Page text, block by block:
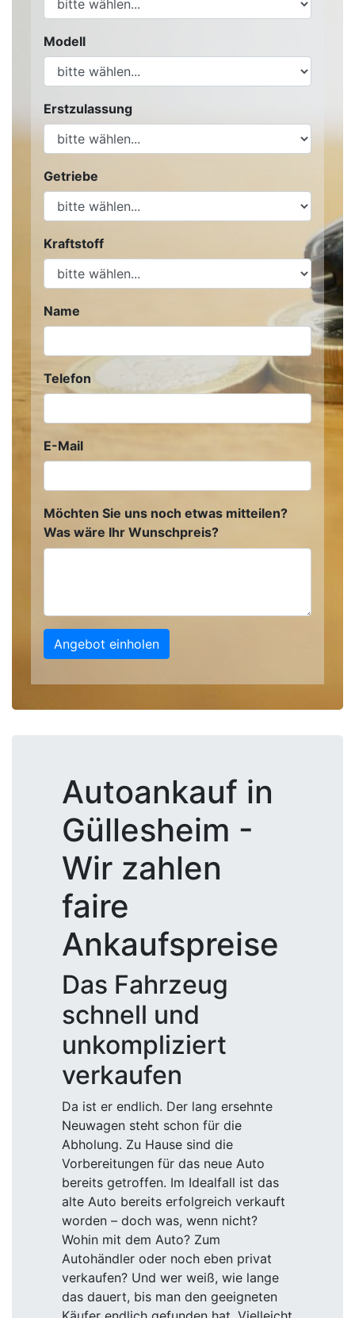
Modell
Erstzulassung
Getriebe
Kraftstoff
Name
Telefon
E-Mail
Möchten Sie uns noch etwas mitteilen?
Was wäre Ihr Wunschpreis?
Angebot einholen
Autoankauf in
Güllesheim -
Wir zahlen
faire
Ankaufspreise
Das Fahrzeug
schnell und
unkompliziert
verkaufen
Da ist er endlich. Der lang ersehnte
Neuwagen steht schon für die
Abholung. Zu Hause sind die
Vorbereitungen für das neue Auto
bereits getroffen. Im Idealfall ist das
alte Auto bereits erfolgreich verkauft
worden – doch was, wenn nicht?
Wohin mit dem Auto? Zum
Autohändler oder noch eben privat
verkaufen? Und wer weiß, wie lange
das dauert, bis man den geeigneten